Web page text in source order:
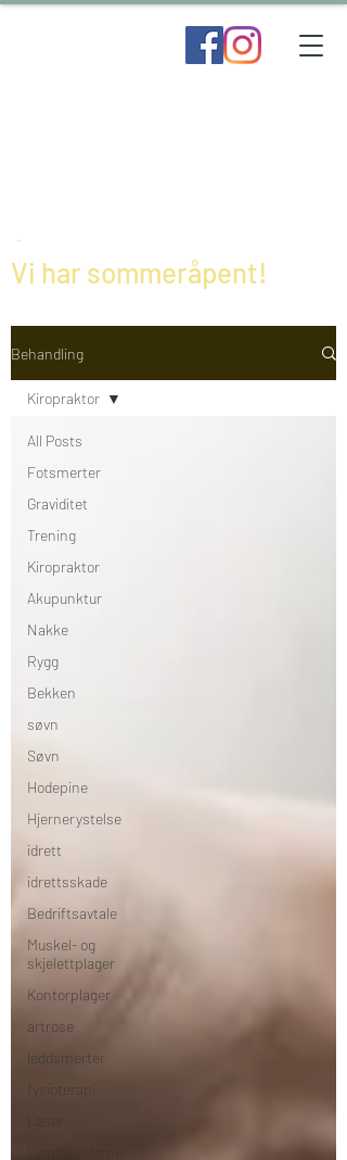
Vi har sommeråpent!
Behandling
All Posts
Fotsmerter
Graviditet
Trening
Kiropraktor
Akupunktur
Nakke
Rygg
Bekken
søvn
Søvn
Hodepine
Hjernerystelse
idrett
idrettsskade
Bedriftsavtale
Muskel- og
skjelettplager
Kontorplager
artrose
leddsmerter
fysioterapi
Laser
Kiropraktor